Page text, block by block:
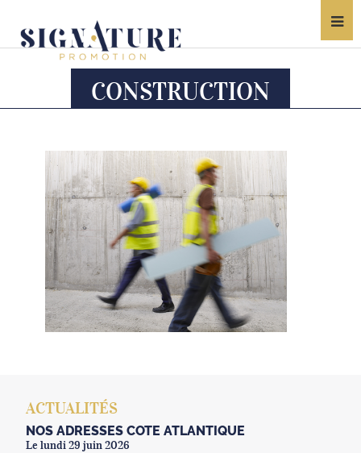
CONSTRUCTION
ACTUALITÉS
NOS ADRESSES CÔTE ATLANTIQUE
Le lundi 29 juin 2026